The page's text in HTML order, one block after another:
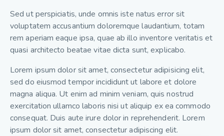
Sed ut perspiciatis, unde omnis iste natus error sit
voluptatem accusantium doloremque laudantium, totam
rem aperiam eaque ipsa, quae ab illo inventore veritatis et
quasi architecto beatae vitae dicta sunt, explicabo.
Lorem ipsum dolor sit amet, consectetur adipisicing elit,
sed do eiusmod tempor incididunt ut labore et dolore
magna aliqua. Ut enim ad minim veniam, quis nostrud
exercitation ullamco laboris nisi ut aliquip ex ea commodo
consequat. Duis aute irure dolor in reprehenderit. Lorem
ipsum dolor sit amet, consectetur adipiscing elit.